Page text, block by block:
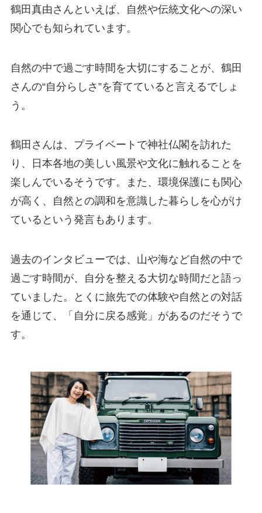
鶴田真由さんといえば、自然や伝統文化への深い
関心でも知られています。
自然の中で過ごす時間を大切にすることが、鶴田
さんの“自分らしさ”を育てていると言えるでしょ
う。
鶴田さんは、プライベートで神社仏閣を訪れた
り、日本各地の美しい風景や文化に触れることを
楽しんでいるそうです。また、環境保護にも関心
が高く、自然との調和を意識した暮らしを心がけ
ているという発言もあります。
過去のインタビューでは、山や海など自然の中で
過ごす時間が、自分を整える大切な時間だと語っ
ていました。とくに旅先での体験や自然との対話
を通じて、「自分に戻る感覚」があるのだそうで
す。